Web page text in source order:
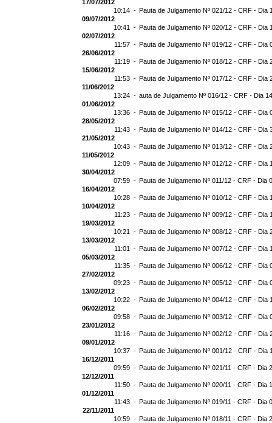
17/07/2012
10:14 - Pauta de Julgamento Nº 021/12 - CRF - Dia
09/07/2012
10:41 - Pauta de Julgamento Nº 020/12 - CRF - Dia
02/07/2012
11:57 - Pauta de Julgamento Nº 019/12 - CRF - Dia
26/06/2012
11:19 - Pauta de Julgamento Nº 018/12 - CRF - Dia
15/06/2012
11:53 - Pauta de Julgamento Nº 017/12 - CRF - Dia
11/06/2012
13:24 - auta de Julgamento Nº 016/12 - CRF - Dia
01/06/2012
13:36 - Pauta de Julgamento Nº 015/12 - CRF - Dia
28/05/2012
11:43 - Pauta de Julgamento Nº 014/12 - CRF - Dia
21/05/2012
10:43 - Pauta de Julgamento Nº 013/12 - CRF - Dia
11/05/2012
12:09 - Pauta de Julgamento Nº 012/12 - CRF - Dia
30/04/2012
07:59 - Pauta de Julgamento Nº 011/12 - CRF - Dia
16/04/2012
10:28 - Pauta de Julgamento Nº 010/12 - CRF - Dia
10/04/2012
11:23 - Pauta de Julgamento Nº 009/12 - CRF - Dia
19/03/2012
10:21 - Pauta de Julgamento Nº 008/12 - CRF - Dia
13/03/2012
11:01 - Pauta de Julgamento Nº 007/12 - CRF - Dia
05/03/2012
11:35 - Pauta de Julgamento Nº 006/12 - CRF - Dia
27/02/2012
09:23 - Pauta de Julgamento Nº 005/12 - CRF - Dia
13/02/2012
10:22 - Pauta de Julgamento Nº 004/12 - CRF - Dia
06/02/2012
09:58 - Pauta de Julgamento Nº 003/12 - CRF - Dia
23/01/2012
11:16 - Pauta de Julgamento Nº 002/12 - CRF - Dia
09/01/2012
10:37 - Pauta de Julgamento Nº 001/12 - CRF - Dia
16/12/2011
09:59 - Pauta de Julgamento Nº 021/11 - CRF - Dia
12/12/2011
11:50 - Pauta de Julgamento Nº 020/11 - CRF - Dia
01/12/2011
11:43 - Pauta de Julgamento Nº 019/11 - CRF - Dia
22/11/2011
10:59 - Pauta de Julgamento Nº 018/11 - CRF - Dia